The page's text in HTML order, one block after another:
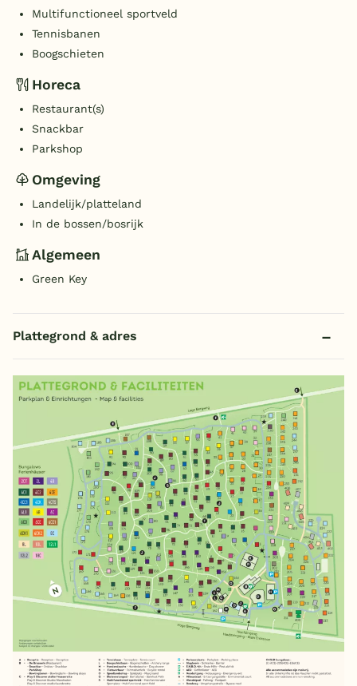
Multifunctioneel sportveld
Tennisbanen
Boogschieten
Horeca
Restaurant(s)
Snackbar
Parkshop
Omgeving
Landelijk/platteland
In de bossen/bosrijk
Algemeen
Green Key
Plattegrond & adres